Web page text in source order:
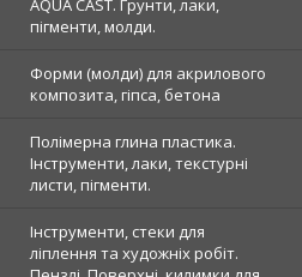
AQUA CAST. Ґрунти, лаки,
пігменти, молди.
Форми (молди) для акрилового
композита, гіпса, бетона
Полімерна глина пластика.
Інструменти, лаки, текстурні
листи, пігменти.
Інструменти, стеки для
ліплення та художніх робіт.